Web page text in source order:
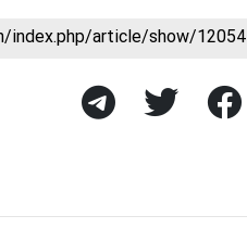
article/show/12054